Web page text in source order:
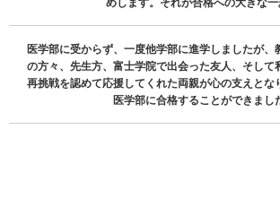
医学部に受からず、一度他学部に進学しましたが、
の方々、先生方、富士学院で出会った友人、そして
再挑戦を認めて応援してくれた両親が心の支えとな
医学部に合格することができまし